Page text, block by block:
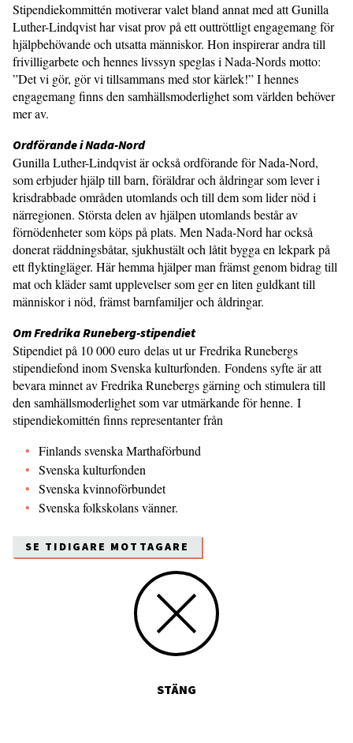
Stipendiekommittén motiverar valet bland annat med att Gunilla
Luther-Lindqvist har visat prov på ett outtröttligt engagemang för
hjälpbehövande och utsatta människor. Hon inspirerar andra till
frivilligarbete och hennes livssyn speglas i Nada-Nords motto:
”Det vi gör, gör vi tillsammans med stor kärlek!” I hennes
engagemang finns den samhällsmoderlighet som världen behöver
mer av.
Ordförande i Nada-Nord
Gunilla Luther-Lindqvist är också ordförande för Nada-Nord,
som erbjuder hjälp till barn, föräldrar och åldringar som lever i
krisdrabbade områden utomlands och till dem som lider nöd i
närregionen. Största delen av hjälpen utomlands består av
förnödenheter som köps på plats. Men Nada-Nord har också
donerat räddningsbåtar, sjukhustält och låtit bygga en lekpark på
ett flyktingläger. Här hemma hjälper man främst genom bidrag till
mat och kläder samt upplevelser som ger en liten guldkant till
människor i nöd, främst barnfamiljer och åldringar.
Om Fredrika Runeberg-stipendiet
Stipendiet på 10 000 euro delas ut ur Fredrika Runebergs
stipendiefond inom Svenska kulturfonden. Fondens syfte är att
bevara minnet av Fredrika Runebergs gärning och stimulera till
den samhällsmoderlighet som var utmärkande för henne. I
stipendiekomittén finns representanter från
Finlands svenska Marthaförbund
Svenska kulturfonden
Svenska kvinnoförbundet
Svenska folkskolans vänner.
SE TIDIGARE MOTTAGARE
STÄNG